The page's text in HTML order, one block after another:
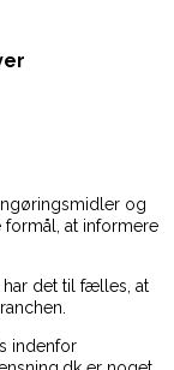
og
at informere
har det til fælles, at
indenfor